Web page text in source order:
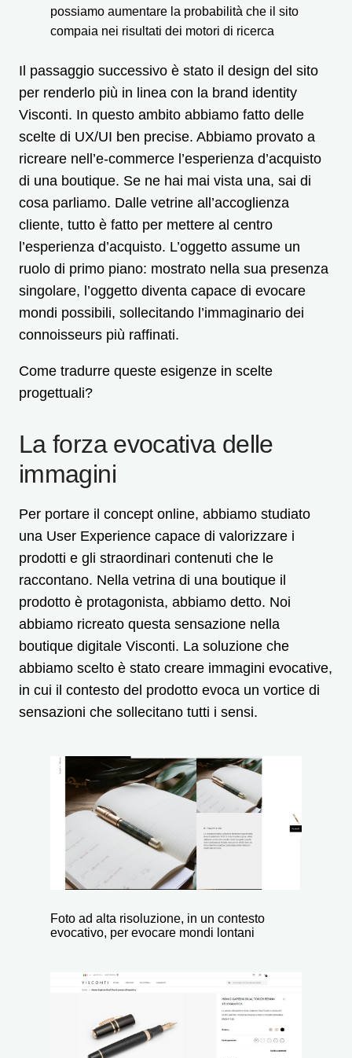
possiamo aumentare la probabilità che il sito
compaia nei risultati dei motori di ricerca
Il passaggio successivo è stato il design del sito
per renderlo più in linea con la brand identity
Visconti. In questo ambito abbiamo fatto delle
scelte di UX/UI ben precise. Abbiamo provato a
ricreare nell’e-commerce l’esperienza d’acquisto
di una boutique. Se ne hai mai vista una, sai di
cosa parliamo. Dalle vetrine all’accoglienza
cliente, tutto è fatto per mettere al centro
l’esperienza d’acquisto. L’oggetto assume un
ruolo di primo piano: mostrato nella sua presenza
singolare, l’oggetto diventa capace di evocare
mondi possibili, sollecitando l’immaginario dei
connoisseurs più raffinati.
Come tradurre queste esigenze in scelte
progettuali?
La forza evocativa delle
immagini
Per portare il concept online, abbiamo studiato
una User Experience capace di valorizzare i
prodotti e gli straordinari contenuti che le
raccontano. Nella vetrina di una boutique il
prodotto è protagonista, abbiamo detto. Noi
abbiamo ricreato questa sensazione nella
boutique digitale Visconti. La soluzione che
abbiamo scelto è stato creare immagini evocative,
in cui il contesto del prodotto evoca un vortice di
sensazioni che sollecitano tutti i sensi.
Foto ad alta risoluzione, in un contesto
evocativo, per evocare mondi lontani